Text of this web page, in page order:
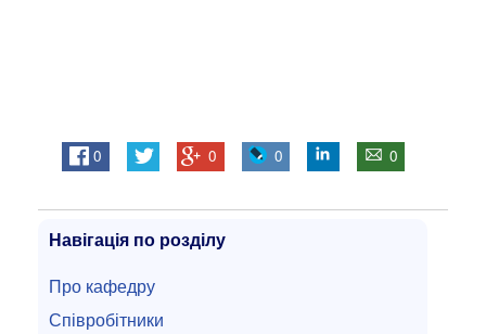
0 0 0 0
Навігація по розділу
Про кафедру
Співробітники